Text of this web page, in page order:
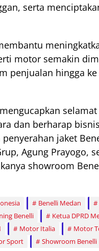
serta
motor semakin
penjualan hingga
dan berharap
jaket
Agung Prayogo,
showroom
Benelli Medan
Benelli Ketua DPRD
Motor Italia Motor
Sport Showroom Benelli